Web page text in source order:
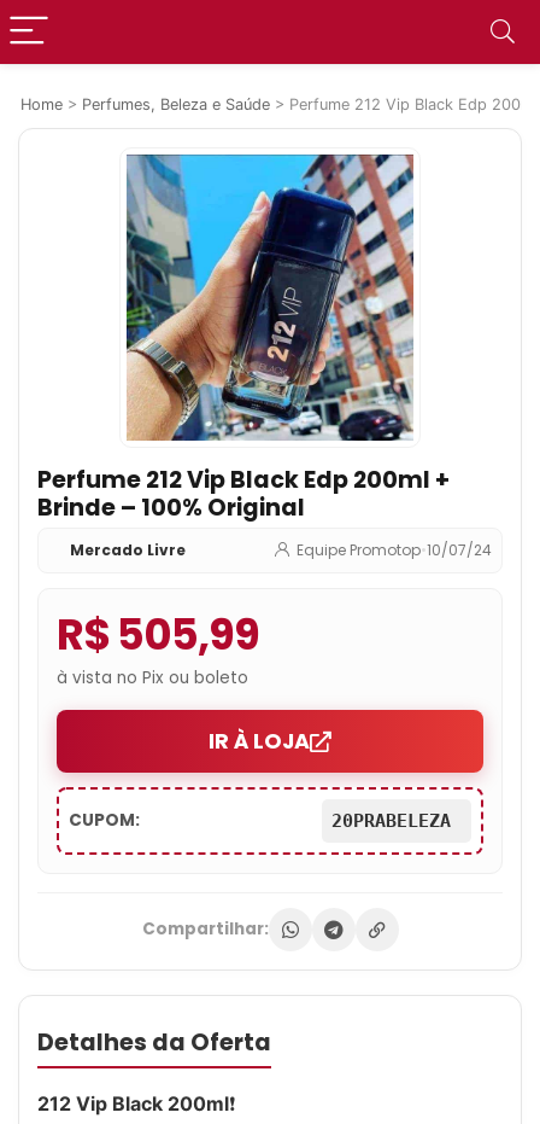
Home > Perfumes, Beleza e Saúde > Perfume 212 Vip Black Edp
Perfume 212 Vip Black Edp 200ml +
Brinde – 100% Original
Mercado Livre Equipe Promotop•10/07/24
R$ 505,99
à vista no Pix ou boleto
IR À LOJA
CUPOM: 20PRABELEZA
Compartilhar:
Detalhes da Oferta
212 Vip Black 200ml❗